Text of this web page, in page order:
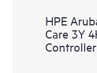
HPE
Care 3Y
Controller